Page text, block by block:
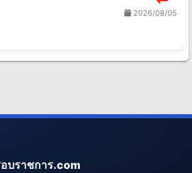
2026/08/05
อบราชการ.com